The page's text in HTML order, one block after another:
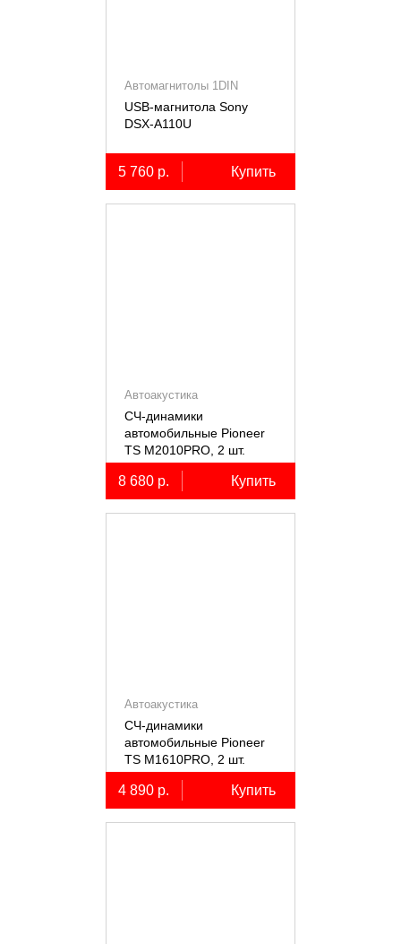
Автомагнитолы 1DIN
USB-магнитола Sony
DSX-A110U
5 760 р. Купить
Автоакустика
СЧ-динамики
автомобильные Pioneer
TS M2010PRO, 2 шт.
8 680 р. Купить
Автоакустика
СЧ-динамики
автомобильные Pioneer
TS M1610PRO, 2 шт.
4 890 р. Купить